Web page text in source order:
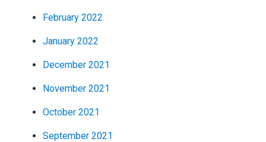
February 2022
January 2022
December 2021
November 2021
October 2021
September 2021